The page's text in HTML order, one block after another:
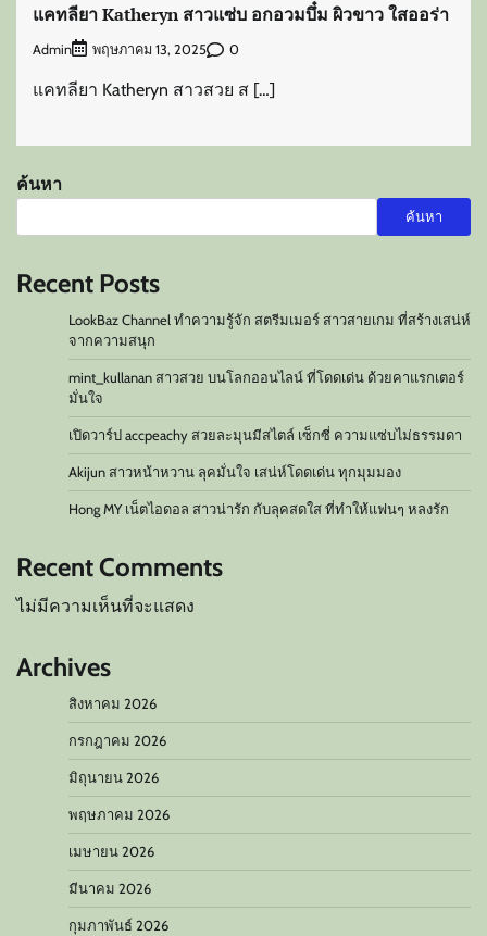
แคทลียา Katheryn สาวแซ่บ อกอวมบึ๋ม ผิวขาว ใสออร่า
Admin พฤษภาคม 13, 2025 0
แคทลียา Katheryn สาวสวย ส […]
ค้นหา
ค้นหา
Recent Posts
LookBaz Channel ทำความรู้จัก สตรีมเมอร์ สาวสายเกม ที่สร้างเสน่ห์
จากความสนุก
mint_kullanan สาวสวย บนโลกออนไลน์ ที่โดดเด่น ด้วยคาแรกเตอร์
มั่นใจ
เปิดวาร์ป accpeachy สวยละมุนมีสไตล์ เซ็กซี่ ความแซ่บไม่ธรรมดา
Akijun สาวหน้าหวาน ลุคมั่นใจ เสน่ห์โดดเด่น ทุกมุมมอง
Hong MY เน็ตไอดอล สาวน่ารัก กับลุคสดใส ที่ทำให้แฟนๆ หลงรัก
Recent Comments
ไม่มีความเห็นที่จะแสดง
Archives
สิงหาคม 2026
กรกฎาคม 2026
มิถุนายน 2026
พฤษภาคม 2026
เมษายน 2026
มีนาคม 2026
กุมภาพันธ์ 2026